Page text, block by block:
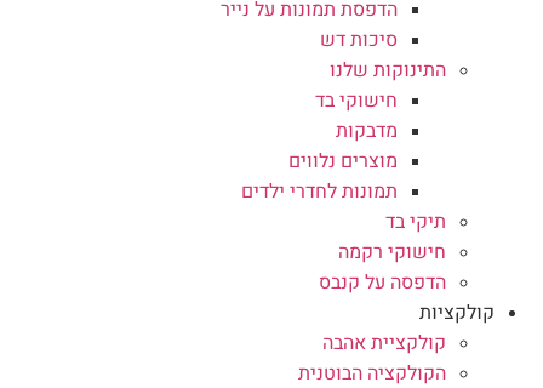
הדפסת תמונות על נייר
סיכות דש
התינוקות שלנו
חישוקי בד
מדבקות
מוצרים נלווים
תמונות לחדרי ילדים
תיקי בד
חישוקי רקמה
הדפסה על קנבס
קולקציות
קולקציית אהבה
הקולקציה הבוטנית